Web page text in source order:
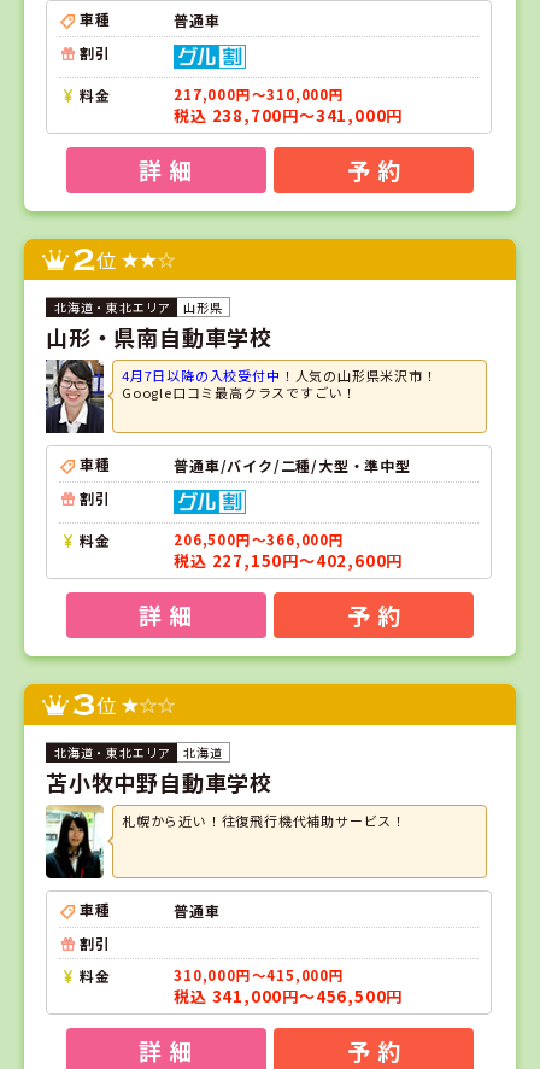
車種
普通車
割引
料金 217,000円～310,000円
税込 238,700円～341,000円
詳 細 予 約
2位
山形県
山形・県南自動車学校
4月7日以降の入校受付中！ 人気の山形県米沢市！
Google口コミ最高クラスですごい！
車種
普通車/バイク/二種/大型・準中型
割引
料金 206,500円～366,000円
税込 227,150円～402,600円
詳 細 予 約
3位
北海道
苫小牧中野自動車学校
札幌から近い！往復飛行機代補助サービス！
車種
普通車
割引
料金
310,000円～415,000円
税込 341,000円～456,500円
詳 細 予 約